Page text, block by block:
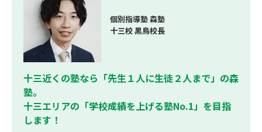
個別指導塾 森塾
十三校 黒鳥校長
十三近くの塾なら「先生１人に生徒２人まで」の森
塾。
十三エリアの「学校成績を上げる塾No.1」を目指
します！